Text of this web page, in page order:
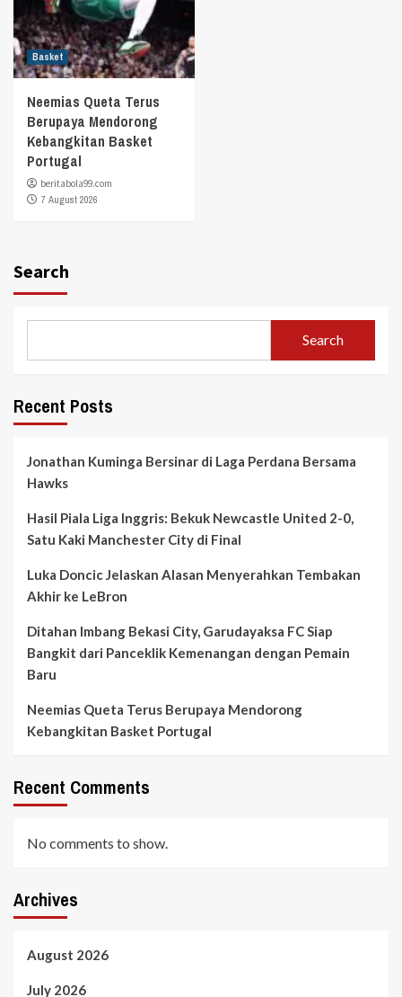
Basket
Neemias Queta Terus
Berupaya Mendorong
Kebangkitan Basket
Portugal
beritabola99.com
7 August 2026
Search
Search
Recent Posts
Jonathan Kuminga Bersinar di Laga Perdana Bersama
Hawks
Hasil Piala Liga Inggris: Bekuk Newcastle United 2-0,
Satu Kaki Manchester City di Final
Luka Doncic Jelaskan Alasan Menyerahkan Tembakan
Akhir ke LeBron
Ditahan Imbang Bekasi City, Garudayaksa FC Siap
Bangkit dari Panceklik Kemenangan dengan Pemain
Baru
Neemias Queta Terus Berupaya Mendorong
Kebangkitan Basket Portugal
Recent Comments
No comments to show.
Archives
August 2026
July 2026